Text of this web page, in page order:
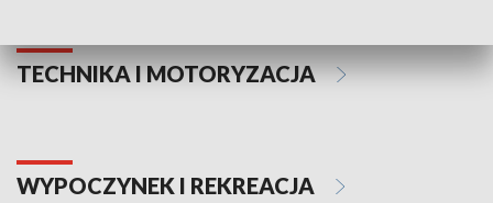
TECHNIKA I MOTORYZACJA
WYPOCZYNEK I REKREACJA